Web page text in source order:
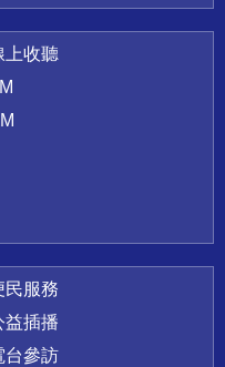
上收聽
民服務
益插播
台參訪